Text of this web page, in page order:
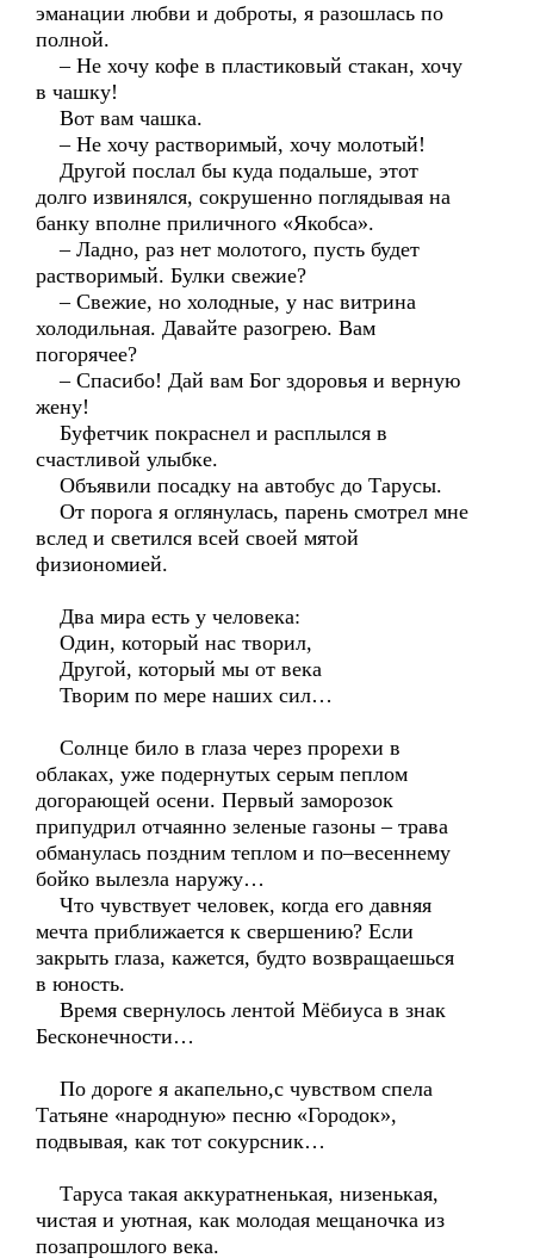
эманации любви и доброты, я разошлась по
полной.
– Не хочу кофе в пластиковый стакан, хочу
в чашку!
Вот вам чашка.
– Не хочу растворимый, хочу молотый!
Другой послал бы куда подальше, этот
долго извинялся, сокрушенно поглядывая на
банку вполне приличного «Якобса».
– Ладно, раз нет молотого, пусть будет
растворимый. Булки свежие?
– Свежие, но холодные, у нас витрина
холодильная. Давайте разогрею. Вам
погорячее?
– Спасибо! Дай вам Бог здоровья и верную
жену!
Буфетчик покраснел и расплылся в
счастливой улыбке.
Объявили посадку на автобус до Тарусы.
От порога я оглянулась, парень смотрел мне
вслед и светился всей своей мятой
физиономией.
Два мира есть у человека:
Один, который нас творил,
Другой, который мы от века
Творим по мере наших сил…
Солнце било в глаза через прорехи в
облаках, уже подернутых серым пеплом
догорающей осени. Первый заморозок
припудрил отчаянно зеленые газоны – трава
обманулась поздним теплом и по–весеннему
бойко вылезла наружу…
Что чувствует человек, когда его давняя
мечта приближается к свершению? Если
закрыть глаза, кажется, будто возвращаешься
в юность.
Время свернулось лентой Мёбиуса в знак
Бесконечности…
По дороге я акапельно,с чувством спела
Татьяне «народную» песню «Городок»,
подвывая, как тот сокурсник…
Таруса такая аккуратненькая, низенькая,
чистая и уютная, как молодая мещаночка из
позапрошлого века.